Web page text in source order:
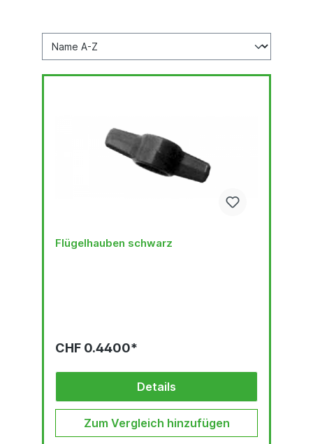
Flügelhauben schwarz
CHF 0.4400*
Details
Zum Vergleich hinzufügen